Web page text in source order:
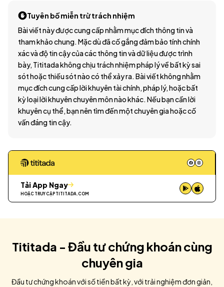
Tuyên bố miễn trừ trách nhiệm
Bài viết này được cung cấp nhằm mục đích thông tin và
tham khảo chung. Mặc dù đã cố gắng đảm bảo tính chính
xác và độ tin cậy của các thông tin và dữ liệu được trình
bày, Tititada không chịu trách nhiệm pháp lý về bất kỳ sai
sót hoặc thiếu sót nào có thể xảy ra. Bài viết không nhằm
mục đích cung cấp lời khuyên tài chính, pháp lý, hoặc bất
kỳ loại lời khuyên chuyên môn nào khác. Nếu bạn cần lời
khuyên cụ thể, bạn nên tìm đến một chuyên gia hoặc cố
vấn đáng tin cậy.
Tải App Ngay
HOẶC TRUY CẬP TITITADA.COM
Tititada - Đầu tư chứng khoán cùng
chuyên gia
Đầu tư chứng khoán với số tiền bất kỳ, với trải nghiệm đơn giản,